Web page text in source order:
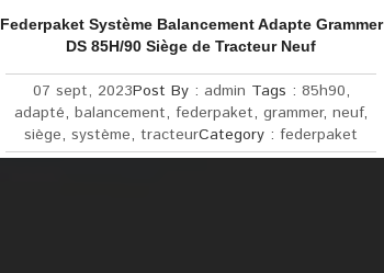
Federpaket Système Balancement Adapte Grammer
DS 85H/90 Siège de Tracteur Neuf
07 sept, 2023Post By : admin Tags : 85h90,
adapté,balancement,federpaket,grammer,neuf,
siège,système,tracteurCategory :federpaket